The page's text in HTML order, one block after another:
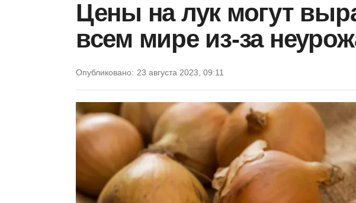
Цены на лук могут
всем мире из-за
Опубликовано: 23 августа 2023, 09:11